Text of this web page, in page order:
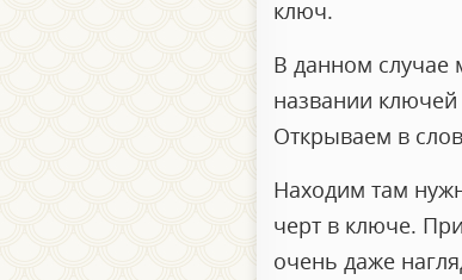
ключ.
В данном случае
названии ключей
Открываем в
Находим там
черт в ключе.
очень даже